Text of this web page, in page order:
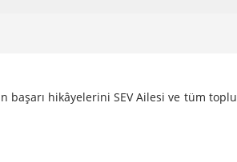
başarı hikâyelerini SEV Ailesi ve tüm